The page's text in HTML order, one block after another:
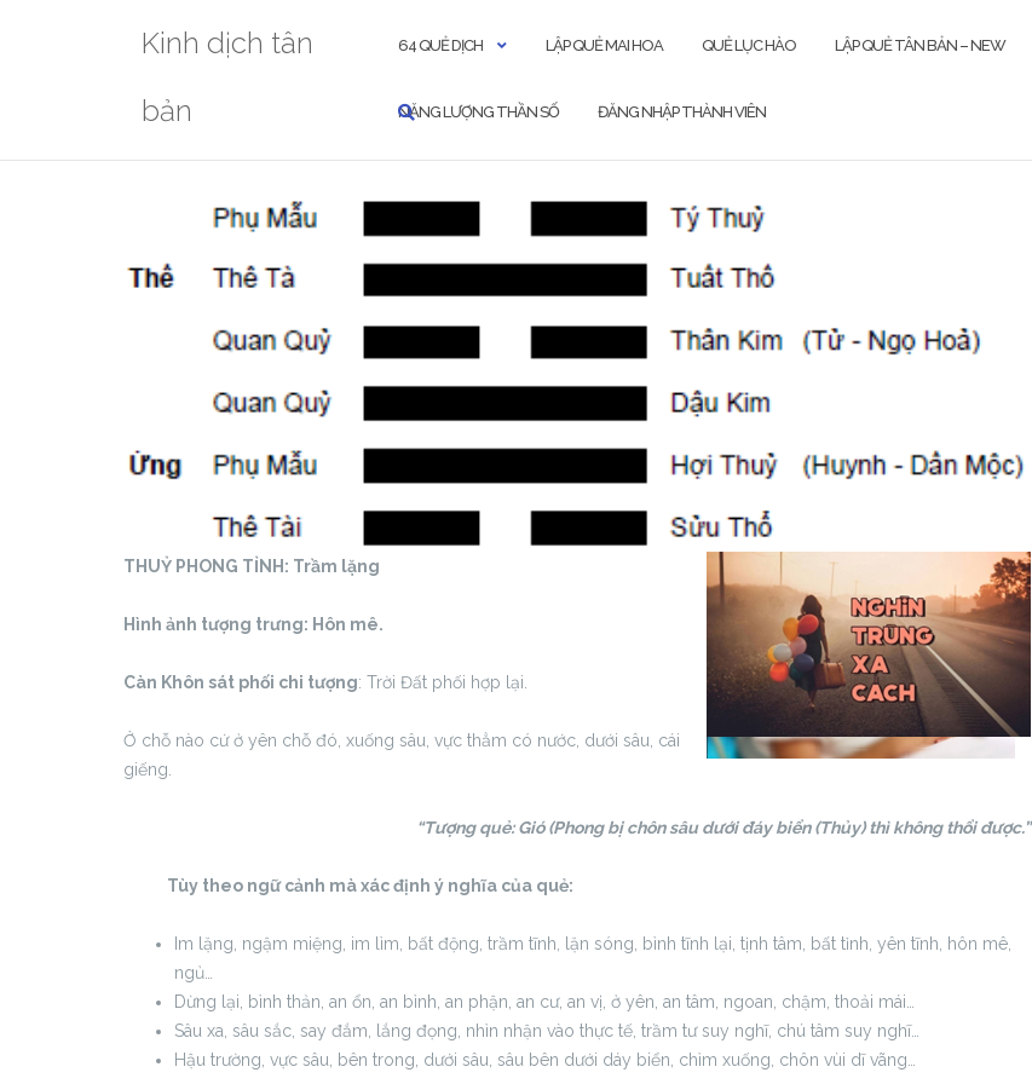
Kinh dịch tân
bản
64 QUẺ DỊCH LẬP QUẺ MAI HOA QUẺ LỤC HÀO LẬP QUẺ TÂN BẢN – NEW
NĂNG LƯỢNG THẦN SỐ ĐĂNG NHẬP THÀNH VIÊN
THUỶ PHONG TỈNH: Trầm lặng
Hình ảnh tượng trưng: Hôn mê.
Càn Khôn sát phối chi tượng: Trời Đất phối hợp lại.
Ở chỗ nào cứ ở yên chỗ đó, xuống sâu, vực thẳm có nước, dưới sâu, cái
giếng.
“Tượng quẻ: Gió (Phong bị chôn sâu dưới đáy biển (Thủy) thì không thổi được.”
Tùy theo ngữ cảnh mà xác định ý nghĩa của quẻ:
Im lặng, ngậm miệng, im lìm, bất động, trầm tĩnh, lặn sóng, bình tĩnh lại, tịnh tâm, bất tỉnh, yên tĩnh, hôn mê,
ngủ…
Dừng lại, bình thản, an ổn, an bình, an phận, an cư, an vị, ở yên, an tâm, ngoan, chậm, thoải mái…
Sâu xa, sâu sắc, say đắm, lắng đọng, nhìn nhận vào thực tế, trầm tư suy nghĩ, chú tâm suy nghĩ…
Hậu trường, vực sâu, bên trong, dưới sâu, sâu bên dưới dáy biển, chìm xuống, chôn vùi dĩ vãng…